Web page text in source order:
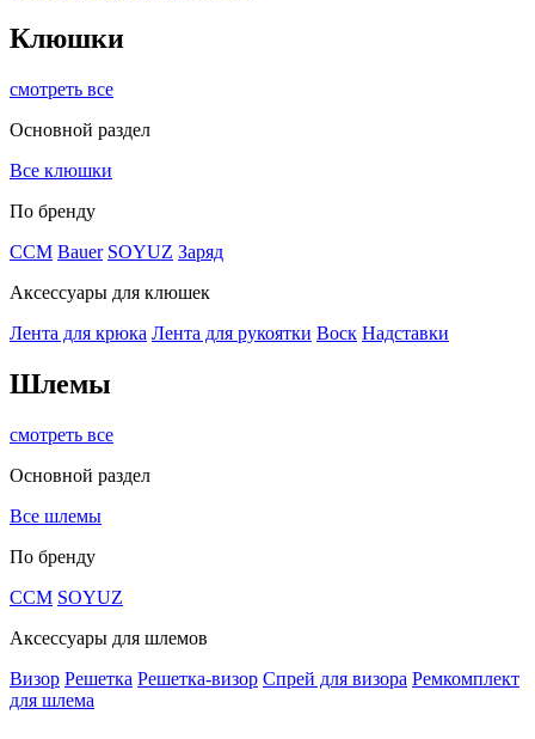
Клюшки
смотреть все
Основной раздел
Все клюшки
По бренду
CCM Bauer SOYUZ Заряд
Аксессуары для клюшек
Лента для крюка Лента для рукоятки Воск Надставки
Шлемы
смотреть все
Основной раздел
Все шлемы
По бренду
CCM SOYUZ
Аксессуары для шлемов
Визор Решетка Решетка-визор Спрей для визора Ремкомплект
для шлема